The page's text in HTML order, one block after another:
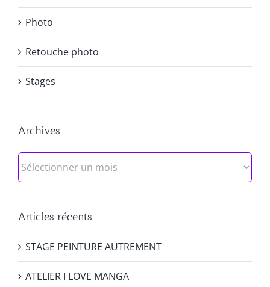
Photo
Retouche photo
Stages
Archives
Archives
Articles récents
STAGE PEINTURE AUTREMENT
ATELIER I LOVE MANGA